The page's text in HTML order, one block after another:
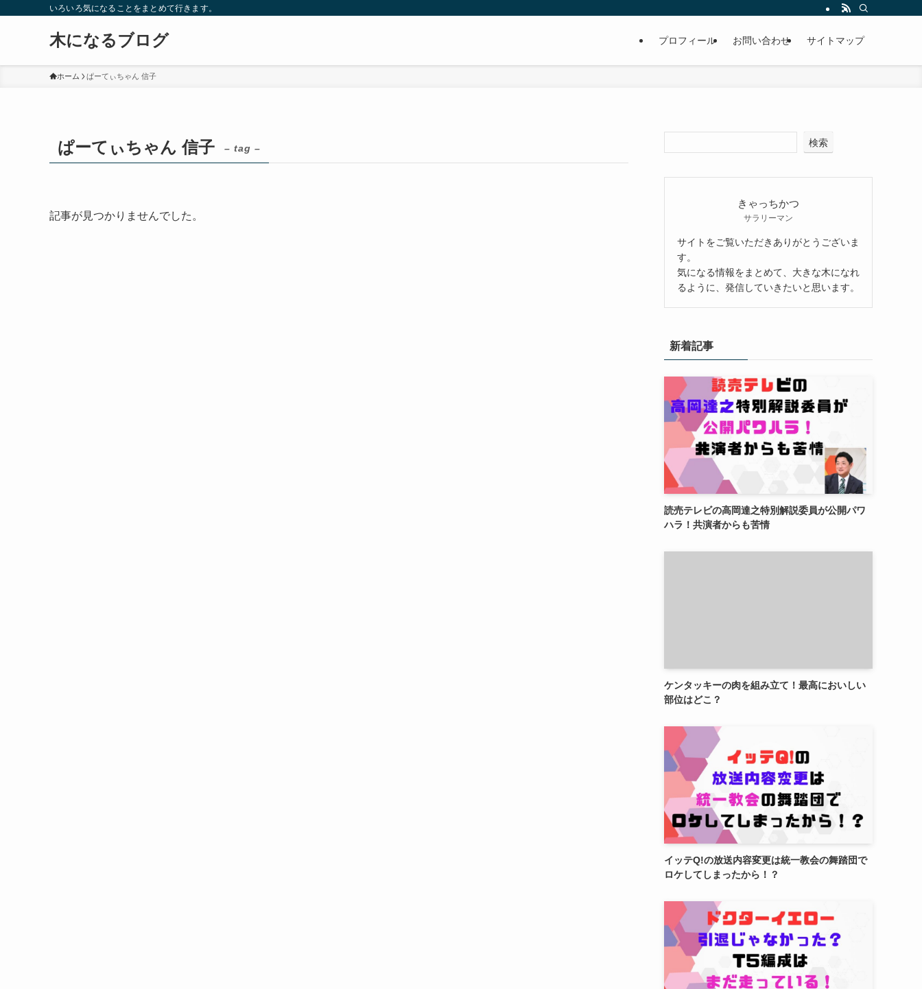
いろいろ気になることをまとめて行きます。
木になるブログ プロフィール お問い合わせ サイトマップ
ホーム ぱーてぃちゃん 信子
ぱーてぃちゃん 信子 – tag –
記事が見つかりませんでした。
検索
きゃっちかつ
サラリーマン
サイトをご覧いただきありがとうございま
す。
気になる情報をまとめて、大きな木になれ
るように、発信していきたいと思います。
新着記事
読売テレビの高岡達之特別解説委員が公開パワ
ハラ！共演者からも苦情
ケンタッキーの肉を組み立て！最高においしい
部位はどこ？
イッテQ!の放送内容変更は統一教会の舞踏団で
ロケしてしまったから！？